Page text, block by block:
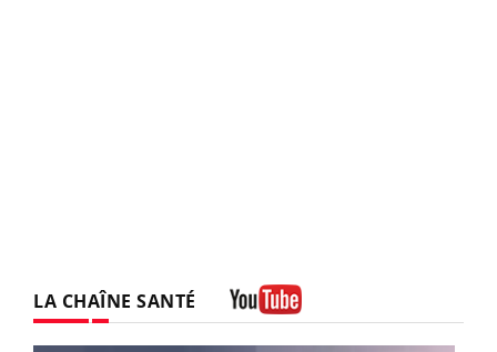
LA CHAÎNE SANTÉ